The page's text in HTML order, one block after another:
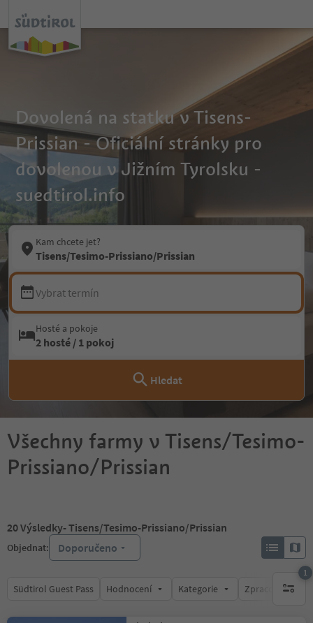
Dovolená na statku v Tisens-
Prissian - Oficiální stránky pro
dovolenou v Jižním Tyrolsku -
suedtirol.info
Kam chcete jet?
Tisens/Tesimo-Prissiano/Prissian
Vybrat termín
Hosté a pokoje
2 hosté / 1 pokoj
Hledat
Všechny farmy v Tisens/Tesimo-
Prissiano/Prissian
20Výsledky- Tisens/Tesimo-Prissiano/Prissian
Objednat: Doporučeno
Südtirol Guest Pass Hodnocení Kategorie Zpracovává
1
1